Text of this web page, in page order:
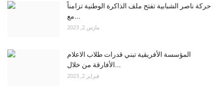
حركة ناصر الشبابية تفتح ملف الذاكرة الوطنية تزامناً
مع...
مارس 2, 2023
المؤسسة الأفريقية تبني قدرات طلاب الاعلام
الأفارقة من خلال...
فبراير 2, 2023